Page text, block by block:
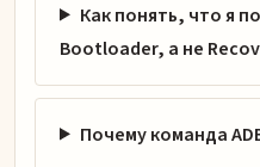
Как понять, что я
Bootloader, а не
Почему команда